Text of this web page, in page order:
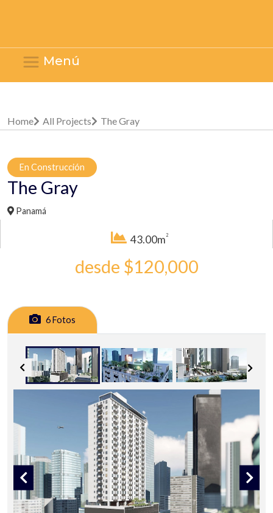
Menú
Home All Projects The Gray
En Construcción
The Gray
Panamá
43.00m 2
desde $120,000
6 Fotos